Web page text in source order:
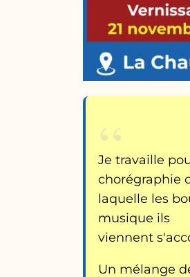
Je travaille
chorégraphie
laquelle les
musique ils
viennent
Un mélange